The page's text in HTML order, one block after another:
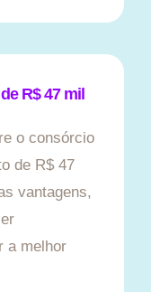
R$ 47 mil
o consórcio
de R$ 47
vantagens,
a melhor